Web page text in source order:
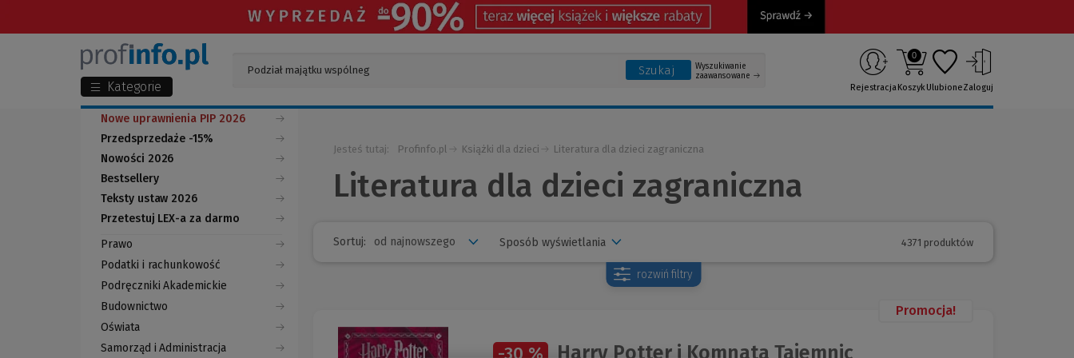
Kategorie
Szukaj
Wyszukiwanie
zaawansowane
Rejestracja
0
KoszykUlubioneZaloguj
Nowe uprawnienia PIP 2026
Przedsprzedaże -15%
Nowości 2026
Bestsellery
Teksty ustaw 2026
Przetestuj LEX-a za darmo
(Nowe
okno)
(Link
do
innej
strony)
Prawo
Podatki i rachunkowość
Podręczniki Akademickie
Budownictwo
Oświata
Samorząd i Administracja
Jesteś tutaj: Profinfo.pl Książki dla dzieci Literatura dla dzieci zagraniczna
Literatura dla dzieci zagraniczna
Sortuj: Sposób wyświetlania 4371 produktów
rozwiń filtry
Promocja!
Harry Potter i Komnata Tajemnic